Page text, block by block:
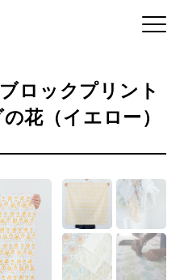
ロックプリント
花（イエロー）